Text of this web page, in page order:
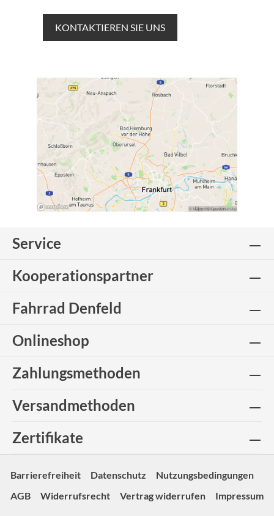
KONTAKTIEREN SIE UNS
Service
Kooperationspartner
Fahrrad Denfeld
Onlineshop
Zahlungsmethoden
Versandmethoden
Zertifikate
Barrierefreiheit Datenschutz
Nutzungsbedingungen
AGB
Widerrufsrecht Vertrag widerrufen Impressum